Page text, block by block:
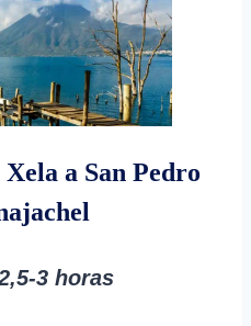
Xela a San Pedro
3 horas